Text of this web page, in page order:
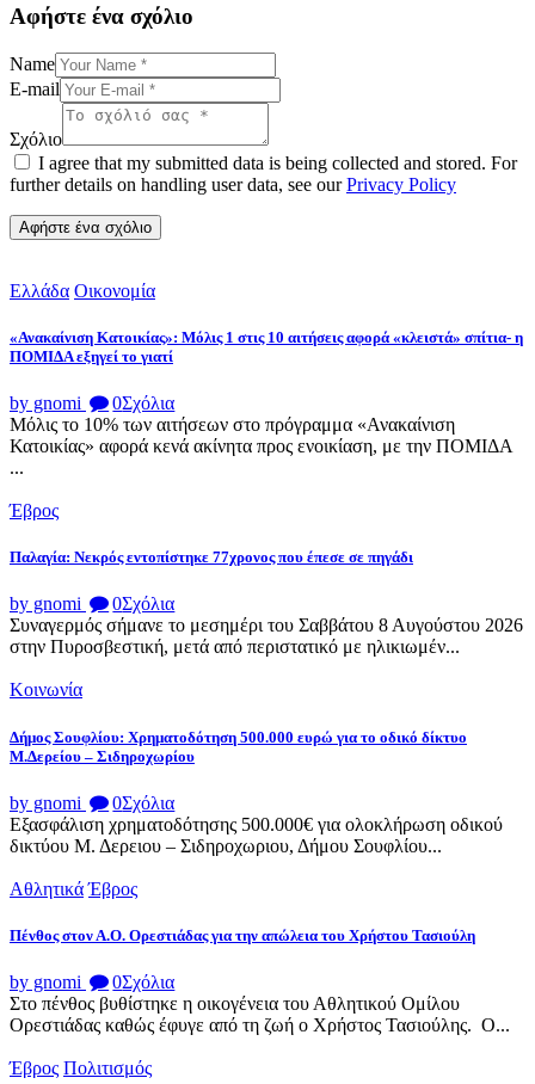
Αφήστε ένα σχόλιο
Name
E-mail
Σχόλιο
I agree that my submitted data is being collected and stored. For
further details on handling user data, see ourPrivacy Policy
Ελλάδα Οικονομία
«Ανακαίνιση Κατοικίας»: Μόλις 1 στις 10 αιτήσεις αφορά «κλειστά» σπίτια- η
ΠΟΜΙΔΑ εξηγεί το γιατί
by gnomi 0Σχόλια
Μόλις το 10% των αιτήσεων στο πρόγραμμα «Ανακαίνιση
Κατοικίας» αφορά κενά ακίνητα προς ενοικίαση, με την ΠΟΜΙΔΑ
...
Έβρος
Παλαγία: Νεκρός εντοπίστηκε 77χρονος που έπεσε σε πηγάδι
by gnomi 0Σχόλια
Συναγερμός σήμανε το μεσημέρι του Σαββάτου 8 Αυγούστου 2026
στην Πυροσβεστική, μετά από περιστατικό με ηλικιωμέν...
Κοινωνία
Δήμος Σουφλίου: Χρηματοδότηση 500.000 ευρώ για το οδικό δίκτυο
Μ.Δερείου – Σιδηροχωρίου
by gnomi 0Σχόλια
Εξασφάλιση χρηματοδότησης 500.000€ για ολοκλήρωση οδικού
δικτύου Μ. Δερειου – Σιδηροχωριου, Δήμου Σουφλίου...
Αθλητικά Έβρος
Πένθος στον Α.Ο. Ορεστιάδας για την απώλεια του Χρήστου Τασιούλη
by gnomi 0Σχόλια
Στο πένθος βυθίστηκε η οικογένεια του Αθλητικού Ομίλου
Ορεστιάδας καθώς έφυγε από τη ζωή ο Χρήστος Τασιούλης. Ο...
Έβρος Πολιτισμός